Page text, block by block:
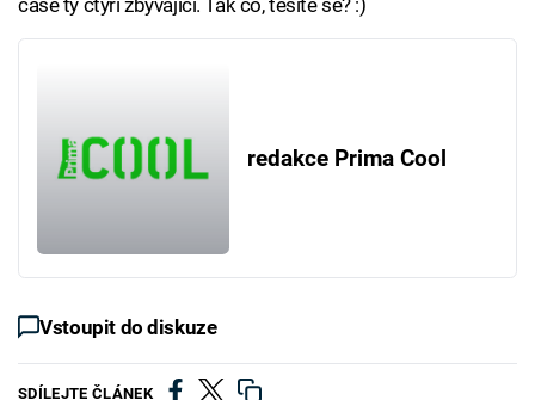
čase ty čtyři zbývající. Tak co, těšíte se? :)
redakce Prima Cool
Vstoupit do diskuze
SDÍLEJTE ČLÁNEK